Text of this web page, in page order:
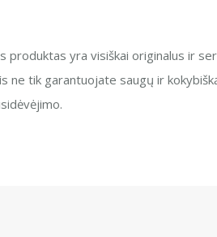
produktas yra visiškai originalus ir
ne tik garantuojate saugų ir